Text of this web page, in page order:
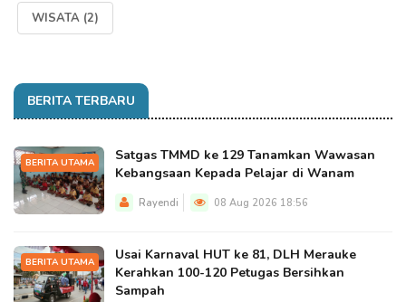
WISATA (2)
BERITA TERBARU
BERITA UTAMA
Satgas TMMD ke 129 Tanamkan Wawasan
Kebangsaan Kepada Pelajar di Wanam
Rayendi 08 Aug 2026 18:56
BERITA UTAMA
Usai Karnaval HUT ke 81, DLH Merauke
Kerahkan 100-120 Petugas Bersihkan
Sampah